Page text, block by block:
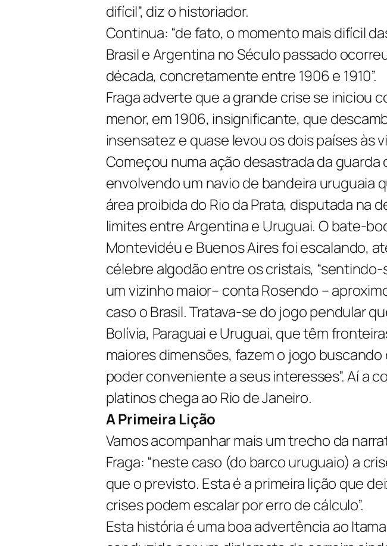
difícil”, diz o historiador.
Continua: “de fato, o momento mais difícil
Brasil e Argentina no Século passado
década, concretamente entre 1906 e 1910”.
Fraga adverte que a grande crise se iniciou
menor, em 1906, insignificante, que
insensatez e quase levou os dois países às
Começou numa ação desastrada da guarda
envolvendo um navio de bandeira uruguaia
área proibida do Rio da Prata, disputada na
limites entre Argentina e Uruguai. O bate-
Montevidéu e Buenos Aires foi escalando,
célebre algodão entre os cristais,
um vizinho maior– conta Rosendo –
caso o Brasil. Tratava-se do jogo pendular
Bolívia, Paraguai e Uruguai, que têm
maiores dimensões, fazem o jogo
poder conveniente a seus interesses”. Aí a
platinos chega ao Rio de Janeiro.
A Primeira Lição
Vamos acompanhar mais um trecho da
Fraga: “neste caso (do barco uruguaio) a
que o previsto. Esta é a primeira lição que
crises podem escalar por erro de cálculo”.
Esta história é uma boa advertência ao